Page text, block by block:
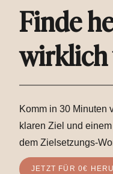
Finde
Komm in 30 Minuten
klaren Ziel und
dem Zielsetzungs-
JETZT FÜR 0€